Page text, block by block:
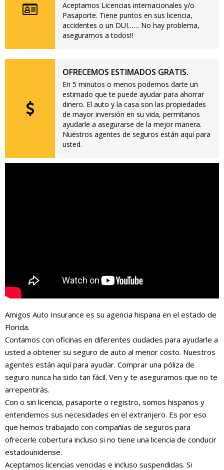
Aceptamos Licencias internacionales y/o
Pasaporte. Tiene puntos en sus licencia,
accidentes o un DUI…… No hay problema,
aseguramos a todos!!
OFRECEMOS ESTIMADOS GRATIS.
En 5 minutos o menos podemos darte un
estimado que te puede ayudar para ahorrar
dinero. El auto y la casa son las propiedades
de mayor inversión en su vida, permítanos
ayudarle a asegurarse de la mejor manera.
Nuestros agentes de seguros están aquí para
usted.
Amigos Auto Insurance es su agencia hispana en el estado de
Florida.
Contamos con oficinas en diferentes ciudades para ayudarle a
usted a obtener su seguro de auto al menor costo. Nuestros
agentes están aquí para ayudar. Comprar una póliza de
seguro nunca ha sido tan fácil. Ven y te aseguramos que no te
arrepentirás.
Con o sin licencia, pasaporte o registro, somos hispanos y
entendemos sus necesidades en el extranjero. Es por eso
que hemos trabajado con compañías de seguros para
ofrecerle cobertura incluso si no tiene una licencia de conducir
estadounidense.
Aceptamos licencias vencidas e incluso suspendidas. Si